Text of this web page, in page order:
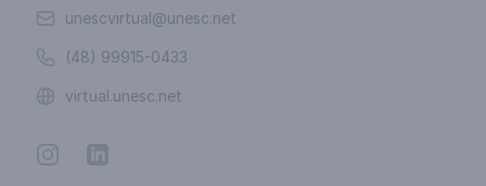
Emailunescvirtual@unesc.net
Telefone(48) 99915-0433
Websitevirtual.unesc.net
InstagramLinkedin